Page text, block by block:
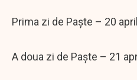
Prima zi de Paște – 20
A doua zi de Paște – 21